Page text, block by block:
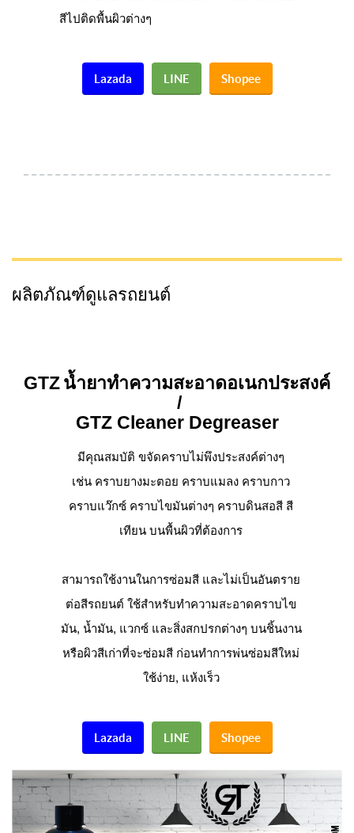
สีไปติดพื้นผิวต่างๆ
Lazada LINE Shopee
ผลิตภัณฑ์ดูแลรถยนต์
GTZน้ำยาทำความสะอาดอเนกประสงค์
/
GTZ Cleaner Degreaser
มีคุณสมบัติ ขจัดคราบไม่พึงประสงค์ต่างๆ
เช่น คราบยางมะตอย คราบแมลง คราบกาว
คราบแว๊กซ์ คราบไขมันต่างๆ คราบดินสอสี สี
เทียน บนพื้นผิวที่ต้องการ
สามารถใช้งานในการซ่อมสี และไม่เป็นอันตราย
ต่อสีรถยนต์ ใช้สำหรับทำความสะอาดคราบไข
มัน, น้ำมัน, แวกซ์ และสิ่งสกปรกต่างๆ บนชิ้นงาน
หรือผิวสีเก่าที่จะซ่อมสี ก่อนทำการพ่นซ่อมสีใหม่
ใช้ง่าย, แห้งเร็ว
Lazada LINE Shopee